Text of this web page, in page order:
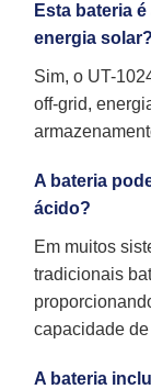
Esta bateria
energia solar?
Sim, o UT-
off-grid,
A bateria
ácido?
Em muitos
tradicionais
capacidade
A bateria